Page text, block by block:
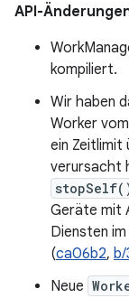
API-
kompiliert.
Wir haben
Worker
ein Zeitlimit
verursacht
Geräte mit
Diensten
(ca06b2, b/
Neue